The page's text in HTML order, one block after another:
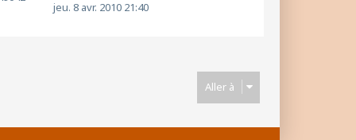
jeu. 8 avr. 2010 21:40
Aller à